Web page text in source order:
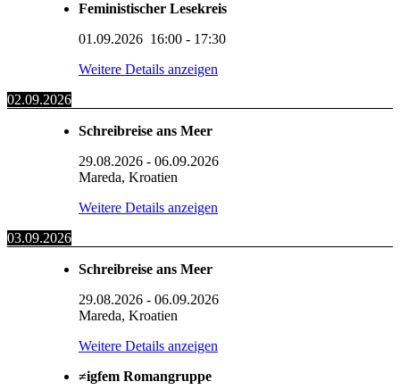
Feministischer Lesekreis
01.09.2026 16:00 - 17:30
Weitere Details anzeigen
02.09.2026
Schreibreise ans Meer
29.08.2026 - 06.09.2026
Mareda, Kroatien
Weitere Details anzeigen
03.09.2026
Schreibreise ans Meer
29.08.2026 - 06.09.2026
Mareda, Kroatien
Weitere Details anzeigen
≠igfem Romangruppe